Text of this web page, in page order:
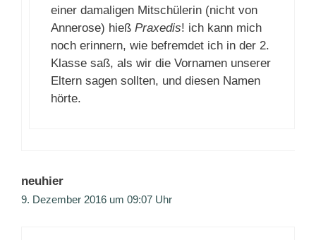
einer damaligen Mitschülerin (nicht von
Annerose) hieß Praxedis! ich kann mich
noch erinnern, wie befremdet ich in der 2.
Klasse saß, als wir die Vornamen unserer
Eltern sagen sollten, und diesen Namen
hörte.
neuhier
9. Dezember 2016 um 09:07 Uhr